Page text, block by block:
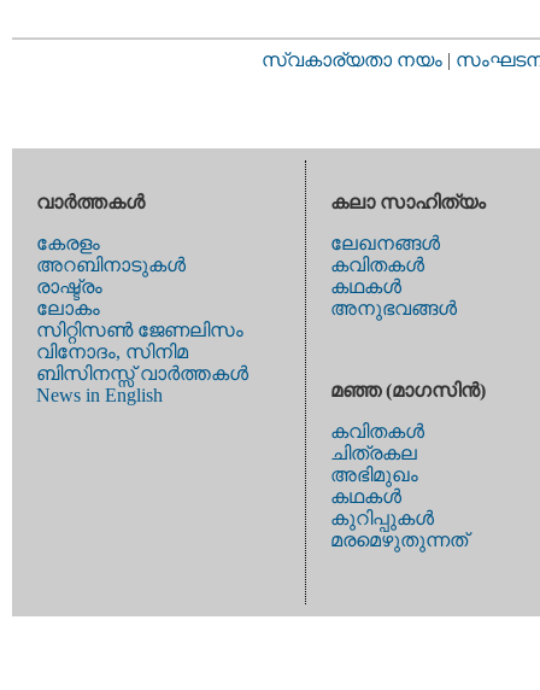
സ്വകാര്യതാ നയം |
വാര്‍ത്തകള്‍
കേരളം
അറബിനാടുകള്‍
രാഷ്ട്രം
ലോകം
സിറ്റിസണ്‍ ജേണലിസം
വിനോദം, സിനിമ
ബിസിനസ്സ് വാര്‍ത്തകള്‍
News in English
കലാ സാഹിത്യം
ലേഖനങ്ങള്‍
കവിതകള്‍
കഥകള്‍
അനുഭവങ്ങള്‍
മഞ്ഞ (മാഗസിന്‍)
കവിതകള്‍
ചിത്രകല
അഭിമുഖം
കഥകള്‍
കുറിപ്പുകള്‍
മരമെഴുതുന്നത്